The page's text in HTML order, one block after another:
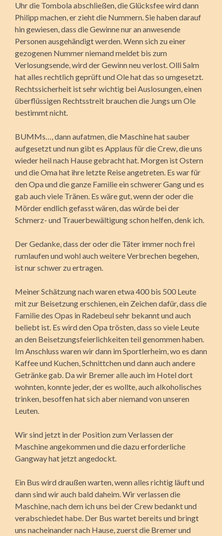
Uhr die Tombola abschließen, die Glücksfee wird dann
Philipp machen, er zieht die Nummern. Sie haben darauf
hin gewiesen, dass die Gewinne nur an anwesende
Personen ausgehändigt werden. Wenn sich zu einer
gezogenen Nummer niemand meldet bis zum
Verlosungsende, wird der Gewinn neu verlost. Olli Salm
hat alles rechtlich geprüft und Ole hat das so umgesetzt.
Rechtssicherheit ist sehr wichtig bei Auslosungen, einen
überflüssigen Rechtsstreit brauchen die Jungs um Ole
bestimmt nicht.
BUMMs…, dann aufatmen, die Maschine hat sauber
aufgesetzt und nun gibt es Applaus für die Crew, die uns
wieder heil nach Hause gebracht hat. Morgen ist Ostern
und die Oma hat ihre letzte Reise angetreten. Es war für
den Opa und die ganze Familie ein schwerer Gang und es
gab auch viele Tränen. Es wäre gut, wenn der oder die
Mörder endlich gefasst wären, das würde bei der
Schmerz- und Trauerbewältigung schon helfen, denk ich.
Der Gedanke, dass der oder die Täter immer noch frei
rumlaufen und wohl auch weitere Verbrechen begehen,
ist nur schwer zu ertragen.
Meiner Schätzung nach waren etwa 400 bis 500 Leute
mit zur Beisetzung erschienen, ein Zeichen dafür, dass die
Familie des Opas in Radebeul sehr bekannt und auch
beliebt ist. Es wird den Opa trösten, dass so viele Leute
an den Beisetzungsfeierlichkeiten teil genommen haben.
Im Anschluss waren wir dann im Sportlerheim, wo es dann
Kaffee und Kuchen, Schnittchen und dann auch andere
Getränke gab. Da wir Bremer alle auch im Hotel dort
wohnten, konnte jeder, der es wollte, auch alkoholisches
trinken, besoffen hat sich aber niemand von unseren
Leuten.
Wir sind jetzt in der Position zum Verlassen der
Maschine angekommen und die dazu erforderliche
Gangway hat jetzt angedockt.
Ein Bus wird draußen warten, wenn alles richtig läuft und
dann sind wir auch bald daheim. Wir verlassen die
Maschine, nach dem ich uns bei der Crew bedankt und
verabschiedet habe. Der Bus wartet bereits und bringt
uns nacheinander nach Hause, zuerst die Bremer und